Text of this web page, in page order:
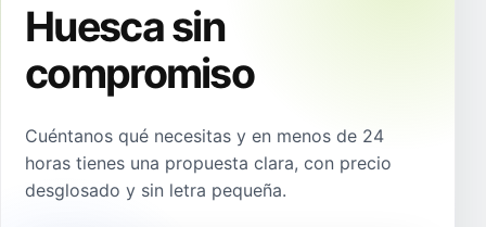
Huesca sin
compromiso
Cuéntanos qué necesitas y en menos de 24
horas tienes una propuesta clara, con precio
desglosado y sin letra pequeña.